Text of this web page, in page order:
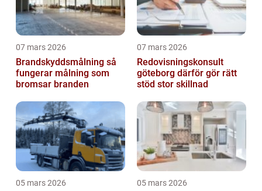
07 mars 2026
Brandskyddsmålning så
fungerar målning som
bromsar branden
07 mars 2026
Redovisningskonsult
göteborg därför gör rätt
stöd stor skillnad
05 mars 2026 05 mars 2026